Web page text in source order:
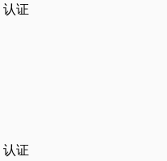
认证
认证